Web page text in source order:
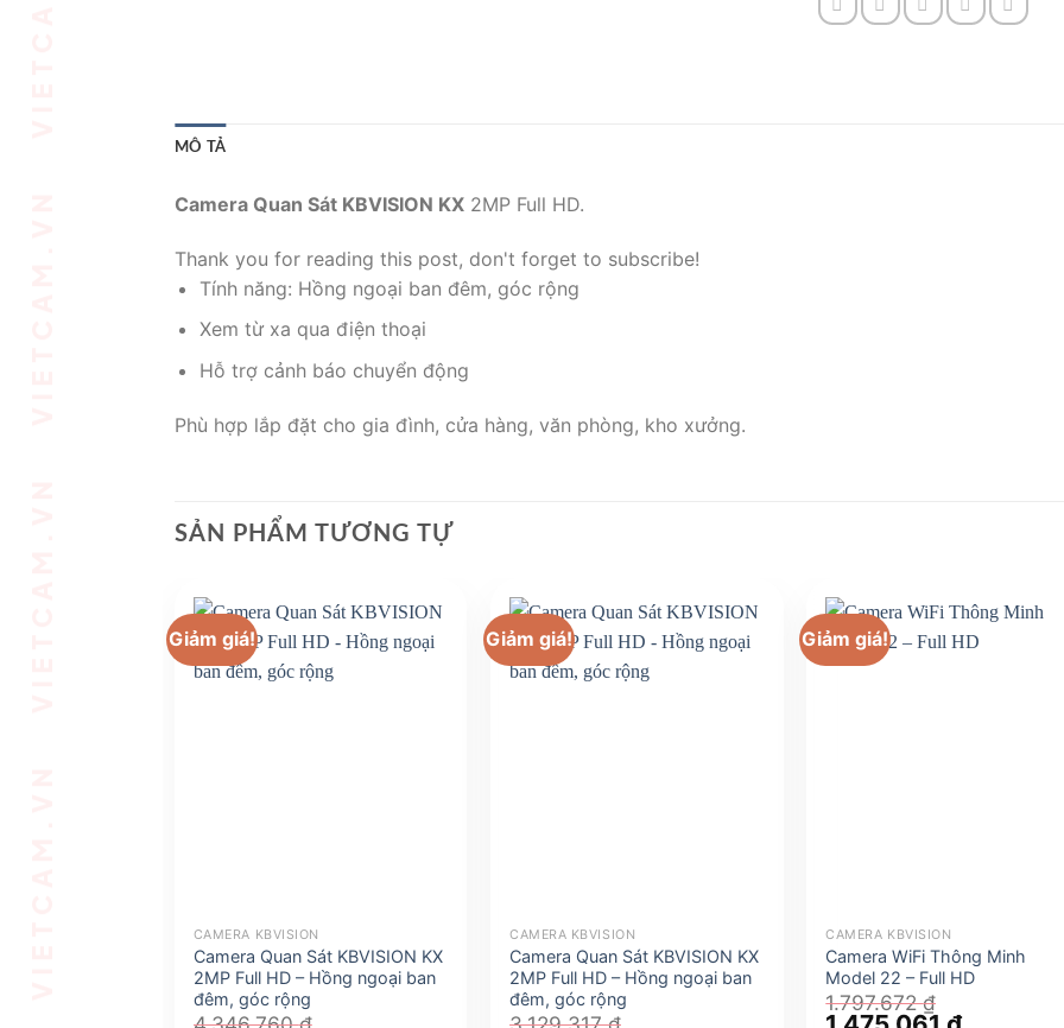
MÔ TẢ
Camera Quan Sát KBVISION KX 2MP Full HD.
Thank you for reading this post, don't forget to subscribe!
Tính năng: Hồng ngoại ban đêm, góc rộng
Xem từ xa qua điện thoại
Hỗ trợ cảnh báo chuyển động
Phù hợp lắp đặt cho gia đình, cửa hàng, văn phòng, kho xưởng.
SẢN PHẨM TƯƠNG TỰ
Giảm giá!
CAMERA KBVISION
Camera Quan Sát KBVISION KX
2MP Full HD – Hồng ngoại ban
đêm, góc rộng
Giảm giá!
CAMERA KBVISION
Camera Quan Sát KBVISION KX
2MP Full HD – Hồng ngoại ban
đêm, góc rộng
Giảm giá!
CAMERA KBVISION
Camera WiFi Thông Minh
Model 22 – Full HD
1.797.672₫
Giá
Giá